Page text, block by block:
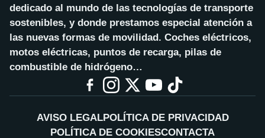
dedicado al mundo de las tecnologías de transporte
sostenibles, y donde prestamos especial atención a
las nuevas formas de movilidad. Coches eléctricos,
motos eléctricas, puntos de recarga, pilas de
combustible de hidrógeno…
AVISO LEGALPOLÍTICA DE PRIVACIDAD
POLÍTICA DE COOKIESCONTACTA